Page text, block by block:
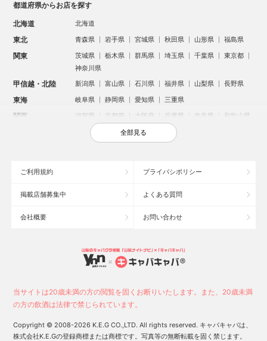
都道府県からお店を探す
北海道 北海道
東北 青森県 岩手県 宮城県 秋田県 山形県 福島県
関東 茨城県 栃木県 群馬県 埼玉県 千葉県
東京都
神奈川県
甲信越・北陸 新潟県 富山県 石川県 福井県 山梨県 長野県
東海 岐阜県 静岡県 愛知県 三重県
関西 滋賀県 京都府 大阪府 兵庫県 奈良県 和歌山県
鳥取県 島根県 岡山県 広島県
沖縄県
大宮のキャバクラ
六本木のキャバクラ
新潟駅前のキャバクラ
全部見る
ご利用規約 プライバシポリシー
掲載店舗募集中 よくある質問
会社概要 お問い合わせ
当サイトは20歳未満の方の閲覧を固くお断りいたします。また、20歳未満
の方の飲酒は法律で禁じられています。
Copyright © 2008-2026 K.E.G CO.,LTD. All rights reserved. キャバキャバは、
株式会社K.E.Gの登録商標または商標です。写真等の無断転載を固く禁じます。